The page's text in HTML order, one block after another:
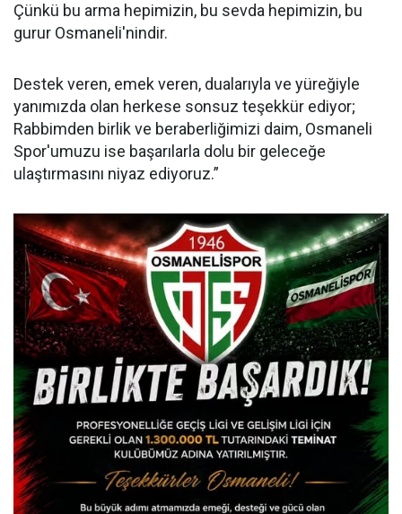
Çünkü bu arma hepimizin, bu sevda hepimizin, bu
gurur Osmaneli'nindir.
Destek veren, emek veren, dualarıyla ve yüreğiyle
yanımızda olan herkese sonsuz teşekkür ediyor;
Rabbimden birlik ve beraberliğimizi daim, Osmaneli
Spor'umuzu ise başarılarla dolu bir geleceğe
ulaştırmasını niyaz ediyoruz.”